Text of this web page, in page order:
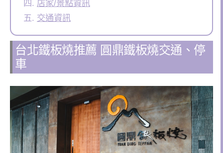
店家/景點資訊
交通資訊
台北鐵板燒推薦 圓鼎鐵板燒交通、停
車